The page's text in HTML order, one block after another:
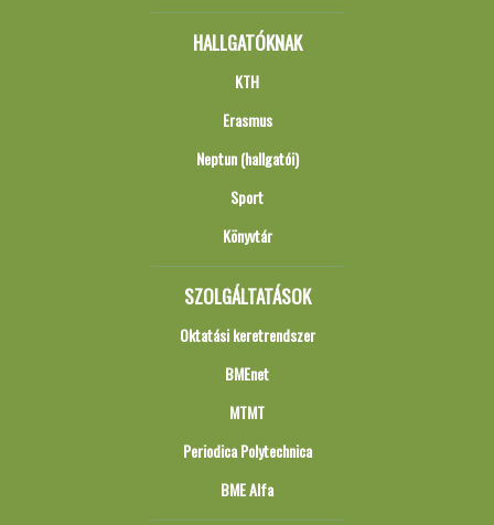
HALLGATÓKNAK
KTH
Erasmus
Neptun (hallgatói)
Sport
Könyvtár
SZOLGÁLTATÁSOK
Oktatási keretrendszer
BMEnet
MTMT
Periodica Polytechnica
BME Alfa